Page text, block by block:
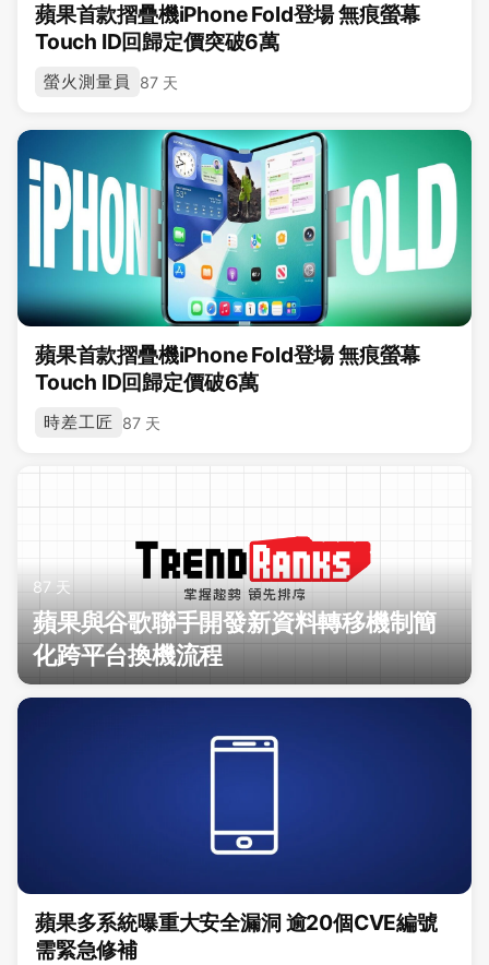
蘋果首款摺疊機iPhone Fold登場 無痕螢幕
Touch ID回歸定價突破6萬
螢火測量員 87 天
蘋果首款摺疊機iPhone Fold登場 無痕螢幕
Touch ID回歸定價破6萬
時差工匠 87 天
87 天
蘋果與谷歌聯手開發新資料轉移機制簡
化跨平台換機流程
蘋果多系統曝重大安全漏洞 逾20個CVE編號
需緊急修補